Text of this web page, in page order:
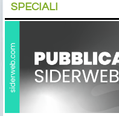
SPECIALI